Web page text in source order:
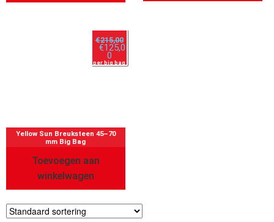
Yellow Sun Breuksteen 45–70
mm Big Bag
€215,00
€125,0
0
per big bag
Toevoegen aan
winkelwagen